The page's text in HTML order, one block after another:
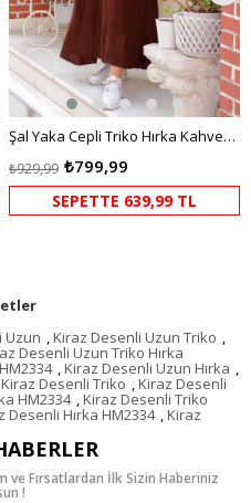
Şal Yaka Cepli Triko Hırka Kahverengi HM2243
₺799,99
₺929,99
SEPETTE 639,99 TL
Uzun Kiraz Desenli Uzun Triko
Desenli Uzun Triko Hırka
Kiraz Desenli Uzun Hırka
Kiraz Desenli Triko Kiraz Desenli
HM2334 Kiraz Desenli Triko
Desenli Hırka HM2334 Kiraz
ve Fırsatlardan İlk Sizin Haberiniz
!